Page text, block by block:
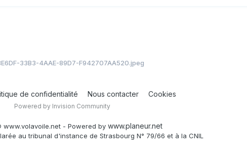
33B3-4AAE-89D7-F942707AA520.jpeg
de confidentialité Nous contacter Cookies
Powered by Invision Community
- Powered by www.planeur.net
au tribunal d'instance de Strasbourg N° 79/66 et à la CNIL